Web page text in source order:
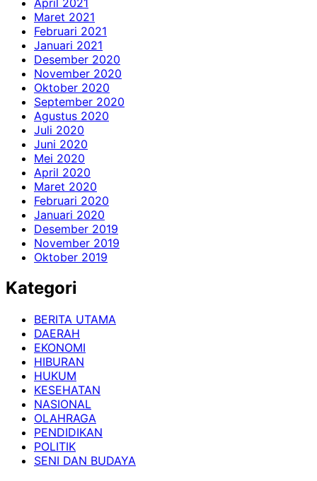
Maret 2021
Februari 2021
Januari 2021
Desember 2020
November 2020
Oktober 2020
September 2020
Agustus 2020
Juli 2020
Juni 2020
Mei 2020
April 2020
Maret 2020
Februari 2020
Januari 2020
Desember 2019
November 2019
Oktober 2019
Kategori
BERITA UTAMA
DAERAH
EKONOMI
HIBURAN
HUKUM
KESEHATAN
NASIONAL
OLAHRAGA
PENDIDIKAN
POLITIK
SENI DAN BUDAYA